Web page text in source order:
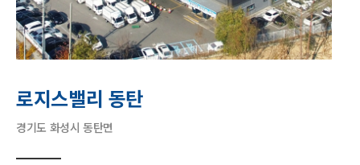
로지스밸리 동탄
경기도 화성시 동탄면